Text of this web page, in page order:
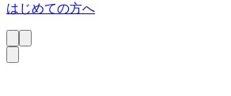
はじめての方へ